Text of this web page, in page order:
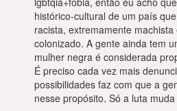
histórico-cultural de um país
racista, extremamente
colonizado. A gente ainda tem
mulher negra é considerada
É preciso cada vez mais
possibilidades faz com que a
nesse propósito. Só a luta